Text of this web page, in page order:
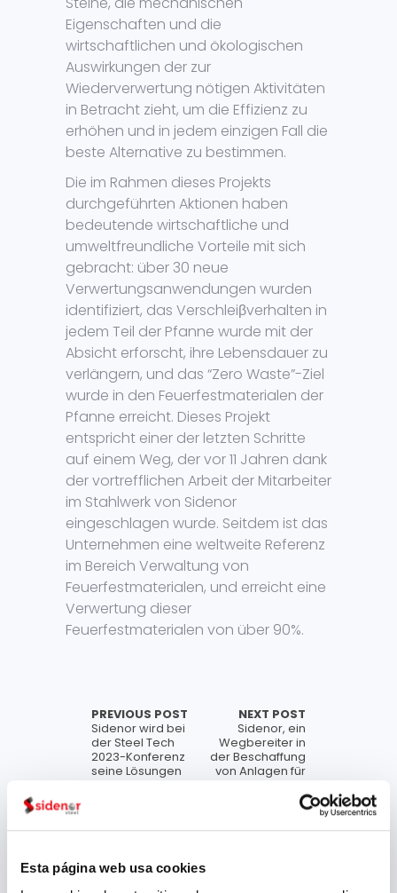
Esta página web usa cookies
Eigenschaften und die
wirtschaftlichen und ökologischen
Auswirkungen der zur
Wiederverwertung nötigen Aktivitäten
in Betracht zieht, um die Effizienz zu
erhöhen und in jedem einzigen Fall die
beste Alternative zu bestimmen.
Die im Rahmen dieses Projekts
durchgeführten Aktionen haben
bedeutende wirtschaftliche und
umweltfreundliche Vorteile mit sich
gebracht: über 30 neue
Verwertungsanwendungen wurden
identifiziert, das Verschleiβverhalten in
jedem Teil der Pfanne wurde mit der
Absicht erforscht, ihre Lebensdauer zu
verlängern, und das “Zero Waste”-Ziel
wurde in den Feuerfestmaterialen der
Pfanne erreicht. Dieses Projekt
entspricht einer der letzten Schritte
auf einem Weg, der vor 11 Jahren dank
der vortrefflichen Arbeit der Mitarbeiter
im Stahlwerk von Sidenor
eingeschlagen wurde. Seitdem ist das
Unternehmen eine weltweite Referenz
im Bereich Verwaltung von
Feuerfestmaterialen, und erreicht eine
Verwertung dieser
Feuerfestmaterialen von über 90%.
PREVIOUS POST
Sidenor wird bei
der Steel Tech
2023-Konferenz
seine Lösungen
NEXT POST
Sidenor, ein
Wegbereiter in
der Beschaffung
von Anlagen für
erneuerbarer
Energien